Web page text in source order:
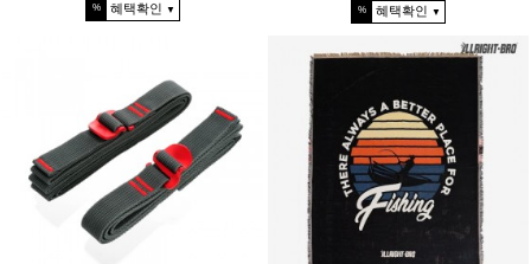
% 혜택확인 ▼ % 혜택확인 ▼